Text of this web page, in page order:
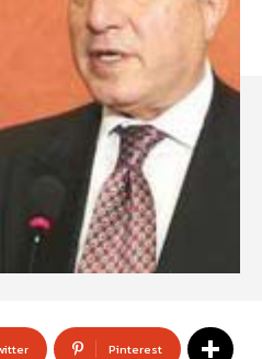
Pinterest